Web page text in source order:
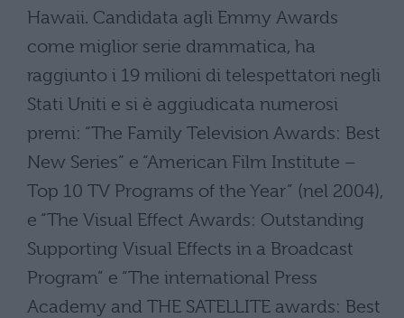
Hawaii. Candidata agli Emmy Awards
come miglior serie drammatica, ha
raggiunto i 19 milioni di telespettatori negli
Stati Uniti e si è aggiudicata numerosi
premi: “The Family Television Awards: Best
New Series” e “American Film Institute –
Top 10 TV Programs of the Year” (nel 2004),
e “The Visual Effect Awards: Outstanding
Supporting Visual Effects in a Broadcast
Program” e “The international Press
Academy and THE SATELLITE awards: Best